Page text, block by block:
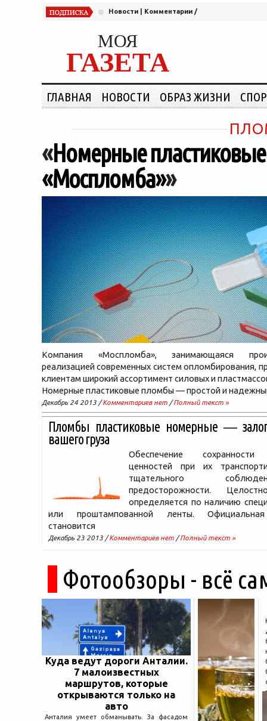
Новости Комментарии /
МОЯ
ГАЗЕТА
ГЛАВНАЯ НОВОСТИ ОБРАЗ ЖИЗНИ
«Номерные
«Моспломба»»
Компания «Моспломба», занимающаяся
реализацией современных систем опломбирования,
клиентам широкий ассортимент силовых и
Номерные пластиковые пломбы — простой и
Декабрь 24 2013 /Комментариев нет /Полный текст »
Пломбы пластиковые номерные ― залог
вашего груза
Обеспечение сохранности
ценностей при их
тщательного
предосторожности.
определяется по наличию
или проштампованной ленты.
становится
Декабрь 23 2013 /Комментариев нет /Полный текст »
Фотообзоры - всё
Куда ведут дороги Анталии.
7 малоизвестных
маршрутов, которые
открываются только на
авто
Анталия умеет обманывать. За фасадом